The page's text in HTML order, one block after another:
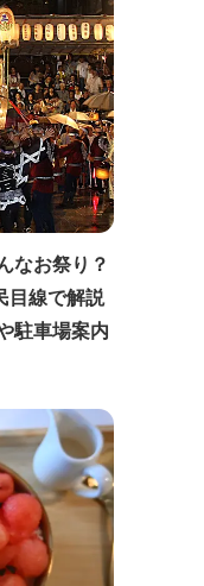
なお祭り？
目線で解説
駐車場案内